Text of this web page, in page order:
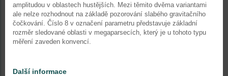
amplitudou v oblastech hustějších. Mezi těmito dvěma variantami
ale nelze rozhodnout na základě pozorování slabého gravitačního
čočkování. Číslo 8 v označení parametru představuje základní
rozměr sledované oblasti v megaparsecích, který je u tohoto typu
měření zaveden konvencí.
Další informace